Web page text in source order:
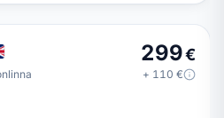
299€
+ 110 €